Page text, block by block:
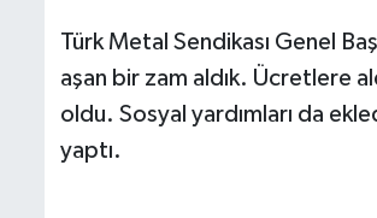
Türk Metal Sendikası Genel
aşan bir zam aldık. Ücretlere
oldu. Sosyal yardımları da
yaptı.